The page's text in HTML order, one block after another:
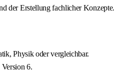
der Erstellung fachlicher Konzepte.
Physik oder vergleichbar.
6.